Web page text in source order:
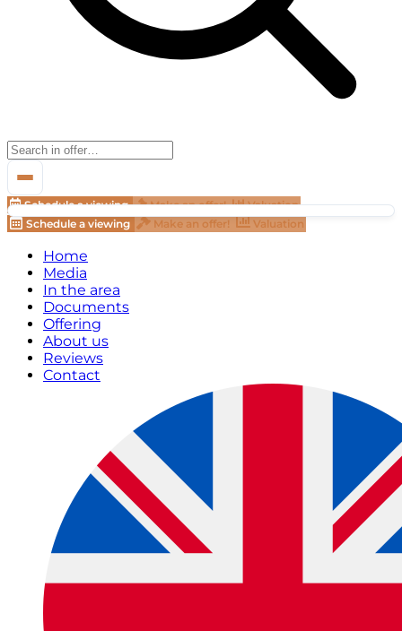
Schedule a viewing Make an offer!
Valuation
Schedule a viewing
Make an offer! Valuation
Home
Media
In the area
Documents
Offering
About us
Reviews
Contact